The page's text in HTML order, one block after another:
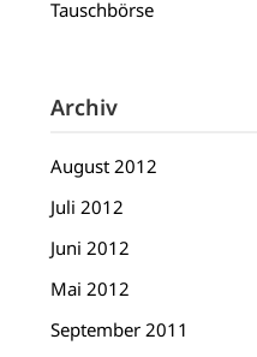
Tauschbörse
Archiv
August 2012
Juli 2012
Juni 2012
Mai 2012
September 2011